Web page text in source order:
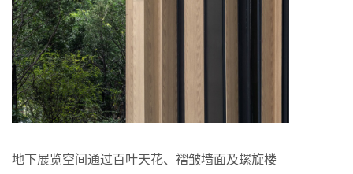
地下展览空间通过百叶天花、褶皱墙面及螺旋楼